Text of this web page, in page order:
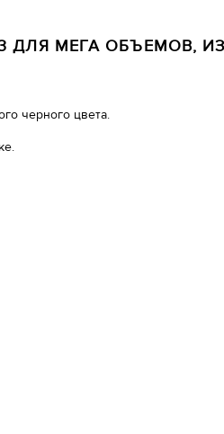
ДЛЯ МЕГА ОБЪЕМОВ,
черного цвета.